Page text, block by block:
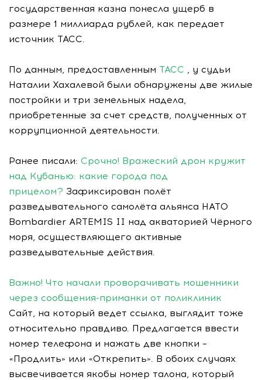
государственная казна понесла ущерб в
размере 1 миллиарда рублей, как передает
источник ТАСС.
По данным, предоставленным ТАСС , у судьи
Наталии Хахалевой были обнаружены две жилые
постройки и три земельных надела,
приобретенные за счет средств, полученных от
коррупционной деятельности.
Ранее писали: Срочно! Вражеский дрон кружит
над Кубанью: какие города под
прицелом? Зафиксирован полёт
разведывательного самолёта альянса НАТО
Bombardier ARTEMIS II над акваторией Чёрного
моря, осуществляющего активные
разведывательные действия.
Важно! Что начали проворачивать мошенники
через сообщения-приманки от поликлиник
Сайт, на который ведет ссылка, выглядит тоже
относительно правдиво. Предлагается ввести
номер телефона и нажать две кнопки –
«Продлить» или «Открепить». В обоих случаях
высвечивается якобы номер талона, который